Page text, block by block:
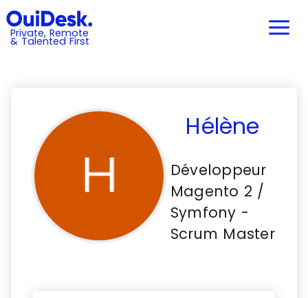
Private, Remote
& Talented First
Hélène
Développeur
Magento 2 /
Symfony -
Scrum Master